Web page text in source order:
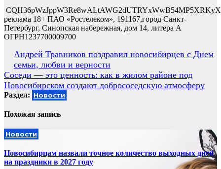
реклама 18+ ПАО «Ростелеком», 191167,город Санкт-
Петербург, Синопская набережная, дом 14, литера А
ОГРН1237700009700
Навигация
по
записям
Андрей Травников поздравил новосибирцев с Днем
семьи, любви и верности
Соседи — это ценность: как в жилом районе под
Новосибирском создают добрососедскую атмосферу
Раздел: Новости
Похожая запись
Новости
Новосибирцам назвали точное количество выходных дней
на праздники в 2027 году